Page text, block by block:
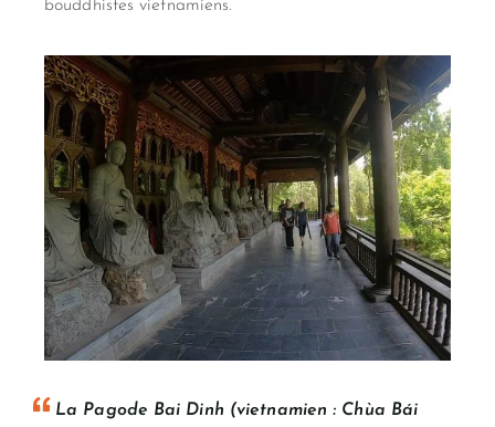
bouddhistes vietnamiens.
La Pagode Bai Dinh (vietnamien : Chùa Bái